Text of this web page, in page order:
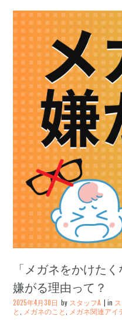
「メガネをかけた
嫌がる理由って？
2025年4月30日 by スタッフA in
と
メガネのこと メガネ関連アイ